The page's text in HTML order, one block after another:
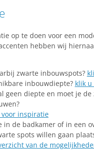
op te doen voor een
hebben wij
zwarte inbouwspots?
inbouwdiepte? klik
geen diepte en moet je de
inspiratie
in de badkamer of in een
spots willen gaan
van de